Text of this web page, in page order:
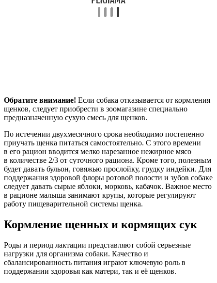
Обратите внимание! Если собака отказывается от кормления
щенков, следует приобрести в зоомагазине специально
предназначенную сухую смесь для щенков.
По истечении двухмесячного срока необходимо постепенно
приучать щенка питаться самостоятельно. С этого времени
в его рацион вводится мелко нарезанное нежирное мясо
в количестве 2/3 от суточного рациона. Кроме того, полезным
будет давать бульон, говяжью прослойку, грудку индейки. Для
поддержания здоровой флоры ротовой полости и зубов собаке
следует давать сырые яблоки, морковь, кабачок. Важное место
в рационе малыша занимают крупы, которые регулируют
работу пищеварительной системы щенка.
Кормление щенных и кормящих сук
Роды и период лактации представляют собой серьезные
нагрузки для организма собаки. Качество и
сбалансированность питания играют ключевую роль в
поддержании здоровья как матери, так и её щенков.